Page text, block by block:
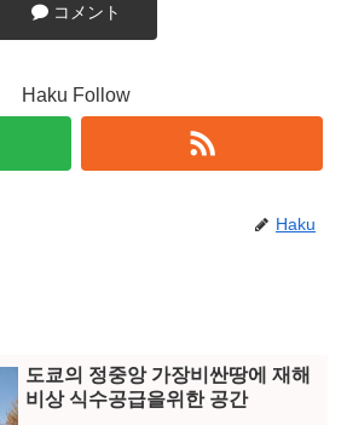
コメント
Haku Follow
Haku
도쿄의 정중앙 가장비싼땅에 재해
비상 식수공급을위한 공간